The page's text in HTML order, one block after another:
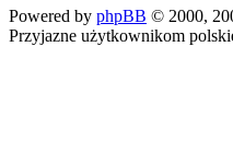
Powered by phpBB © 2000,
Przyjazne użytkownikom